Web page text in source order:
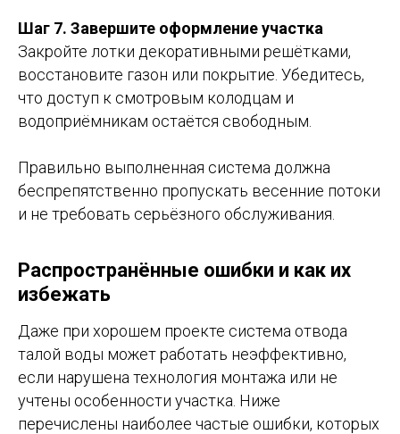
Шаг 7. Завершите оформление участка
Закройте лотки декоративными решётками,
восстановите газон или покрытие. Убедитесь,
что доступ к смотровым колодцам и
водоприёмникам остаётся свободным.
Правильно выполненная система должна
беспрепятственно пропускать весенние потоки
и не требовать серьёзного обслуживания.
Распространённые ошибки и как их
избежать
Даже при хорошем проекте система отвода
талой воды может работать неэффективно,
если нарушена технология монтажа или не
учтены особенности участка. Ниже
перечислены наиболее частые ошибки, которых